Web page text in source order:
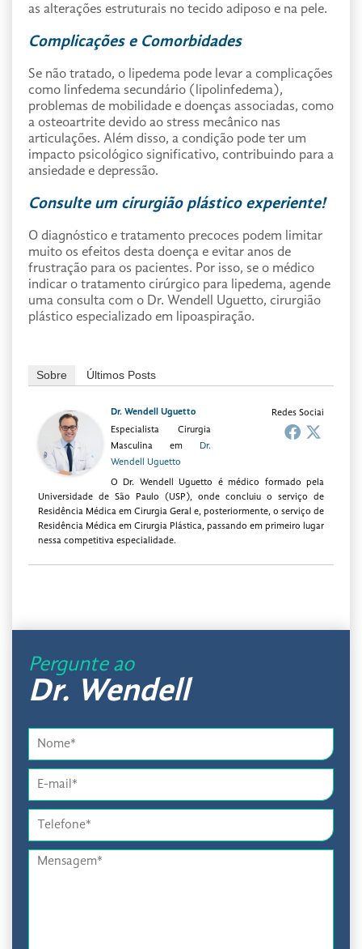
as alterações estruturais no tecido adiposo e na pele.
Complicações e Comorbidades
Se não tratado, o lipedema pode levar a complicações
como linfedema secundário (lipolinfedema),
problemas de mobilidade e doenças associadas, como
a osteoartrite devido ao stress mecânico nas
articulações. Além disso, a condição pode ter um
impacto psicológico significativo, contribuindo para a
ansiedade e depressão.
Consulte um cirurgião plástico experiente!
O diagnóstico e tratamento precoces podem limitar
muito os efeitos desta doença e evitar anos de
frustração para os pacientes. Por isso, se o médico
indicar o tratamento cirúrgico para lipedema, agende
uma consulta com o Dr. Wendell Uguetto, cirurgião
plástico especializado em lipoaspiração.
Sobre Últimos Posts
Redes Sociai
Dr. Wendell Uguetto
Especialista Cirurgia
Masculina em
Dr.
Wendell Uguetto
O Dr. Wendell Uguetto é médico formado pela
Universidade de São Paulo (USP), onde concluiu o serviço de
Residência Médica em Cirurgia Geral e, posteriormente, o serviço de
Residência Médica em Cirurgia Plástica, passando em primeiro lugar
nessa competitiva especialidade.
Pergunte ao
Dr. Wendell